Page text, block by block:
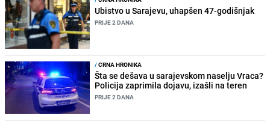
Ubistvo u Sarajevu, uhapšen 47-godišnjak
PRIJE 2 DANA
/CRNA HRONIKA
Šta se dešava u sarajevskom naselju Vraca?
Policija zaprimila dojavu, izašli na teren
PRIJE 2 DANA